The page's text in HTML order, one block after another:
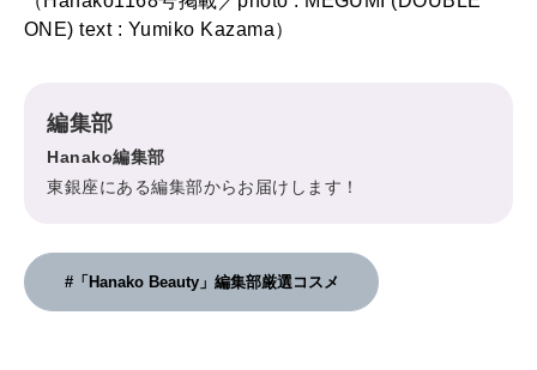
ONE) text : Yumiko Kazama）
編集部
Hanako編集部
東銀座にある編集部からお届けします！
#「Hanako Beauty」編集部厳選コスメ